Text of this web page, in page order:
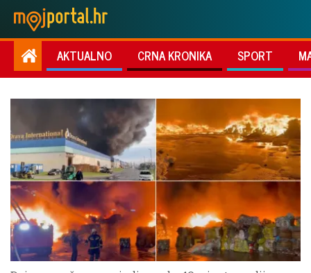
AKTUALNO CRNA KRONIKA SPORT